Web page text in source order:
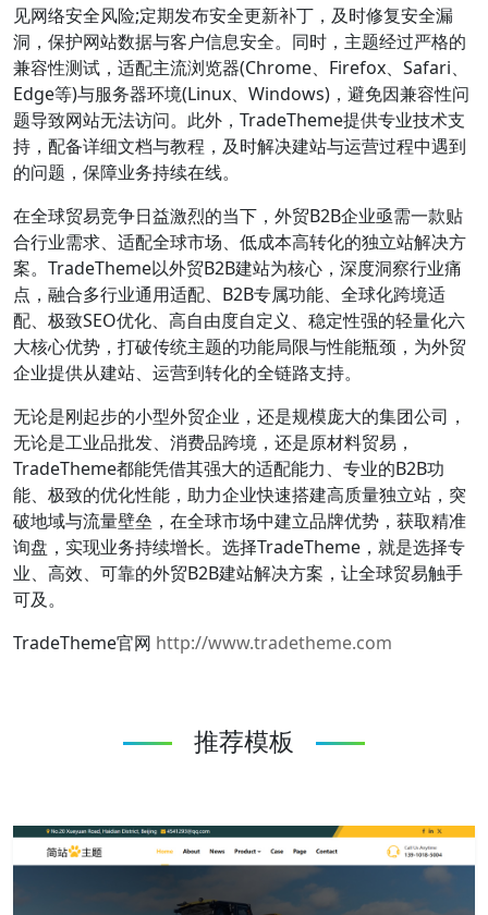
见网络安全风险;定期发布安全更新补丁，及时修复安全漏
洞，保护网站数据与客户信息安全。同时，主题经过严格的
兼容性测试，适配主流浏览器(Chrome、Firefox、Safari、
Edge等)与服务器环境(Linux、Windows)，避免因兼容性问
题导致网站无法访问。此外，TradeTheme提供专业技术支
持，配备详细文档与教程，及时解决建站与运营过程中遇到
的问题，保障业务持续在线。
在全球贸易竞争日益激烈的当下，外贸B2B企业亟需一款贴
合行业需求、适配全球市场、低成本高转化的独立站解决方
案。TradeTheme以外贸B2B建站为核心，深度洞察行业痛
点，融合多行业通用适配、B2B专属功能、全球化跨境适
配、极致SEO优化、高自由度自定义、稳定性强的轻量化六
大核心优势，打破传统主题的功能局限与性能瓶颈，为外贸
企业提供从建站、运营到转化的全链路支持。
无论是刚起步的小型外贸企业，还是规模庞大的集团公司，
无论是工业品批发、消费品跨境，还是原材料贸易，
TradeTheme都能凭借其强大的适配能力、专业的B2B功
能、极致的优化性能，助力企业快速搭建高质量独立站，突
破地域与流量壁垒，在全球市场中建立品牌优势，获取精准
询盘，实现业务持续增长。选择TradeTheme，就是选择专
业、高效、可靠的外贸B2B建站解决方案，让全球贸易触手
可及。
TradeTheme官网 http://www.tradetheme.com
推荐模板